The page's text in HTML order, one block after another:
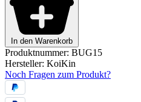
In den Warenkorb
Produktnummer: BUG15
Hersteller: KoiKin
Noch Fragen zum Produkt?